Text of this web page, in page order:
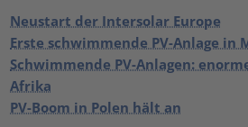
Neustart der Intersolar Europe
Erste schwimmende PV-Anlage in
Schwimmende PV-Anlagen:
Afrika
PV-Boom in Polen hält an